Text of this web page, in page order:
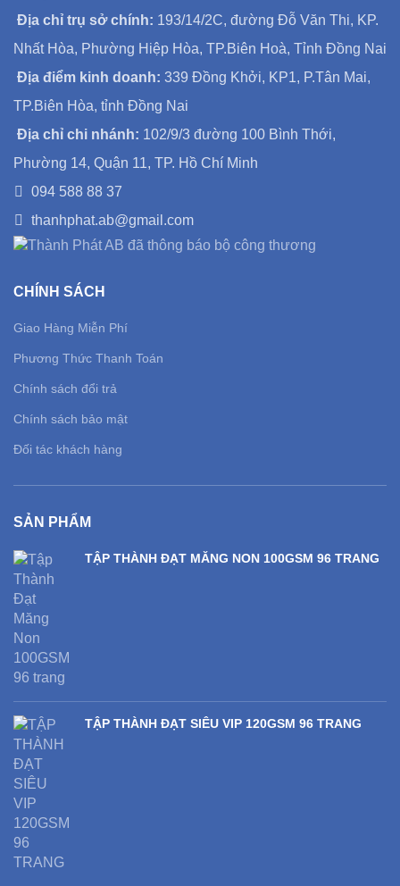
Địa chỉ trụ sở chính: 193/14/2C, đường Đỗ Văn Thi, KP.
Nhất Hòa, Phường Hiệp Hòa, TP.Biên Hoà, Tỉnh Đồng Nai
Địa điểm kinh doanh: 339 Đồng Khởi, KP1, P.Tân Mai,
TP.Biên Hòa, tỉnh Đồng Nai
Địa chỉ chi nhánh: 102/9/3 đường 100 Bình Thới,
Phường 14, Quận 11, TP. Hồ Chí Minh
094 588 88 37
thanhphat.ab@gmail.com
CHÍNH SÁCH
Giao Hàng Miễn Phí
Phương Thức Thanh Toán
Chính sách đổi trả
Chính sách bảo mật
Đối tác khách hàng
SẢN PHẨM
TẬP THÀNH ĐẠT MĂNG NON 100GSM 96 TRANG
TẬP THÀNH ĐẠT SIÊU VIP 120GSM 96 TRANG